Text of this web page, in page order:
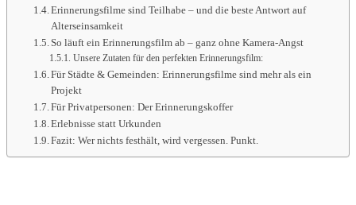
Erinnerungsfilme sind Teilhabe – und die beste Antwort auf
Alterseinsamkeit
So läuft ein Erinnerungsfilm ab – ganz ohne Kamera-Angst
Unsere Zutaten für den perfekten Erinnerungsfilm:
Für Städte & Gemeinden: Erinnerungsfilme sind mehr als ein
Projekt
Für Privatpersonen: Der Erinnerungskoffer
Erlebnisse statt Urkunden
Fazit: Wer nichts festhält, wird vergessen. Punkt.